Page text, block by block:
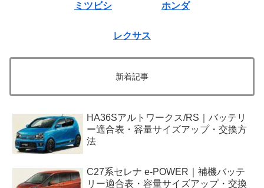
ミツビシ ホンダ
レクサス
新着記事
HA36Sアルトワークス/RS｜バッテリ
ー適合表・容量サイズアップ・交換方
法
C27系セレナ e-POWER｜補機バッテ
リー適合表・容量サイズアップ・交換